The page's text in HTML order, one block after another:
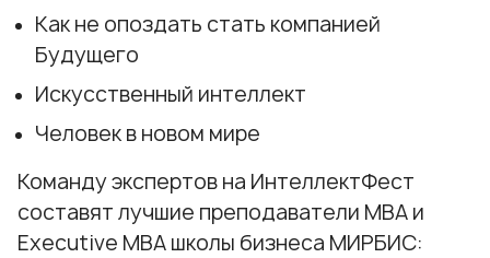
Как не опоздать стать компанией
Будущего
Искусственный интеллект
Человек в новом мире
Команду экспертов на ИнтеллектФест
составят лучшие преподаватели МВА и
Executive MBA школы бизнеса МИРБИС: